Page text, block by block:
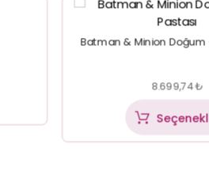
Batman & Minion Doğum
8.699,74₺